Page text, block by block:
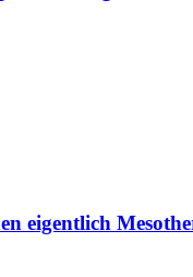
eigentlich